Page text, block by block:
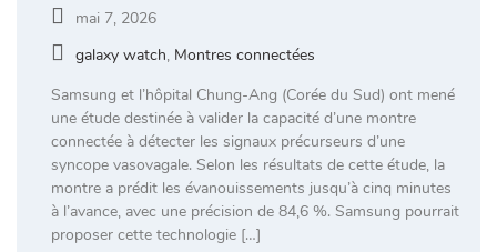
mai 7, 2026
galaxy watch, Montres connectées
Samsung et l’hôpital Chung-Ang (Corée du Sud) ont mené
une étude destinée à valider la capacité d’une montre
connectée à détecter les signaux précurseurs d’une
syncope vasovagale. Selon les résultats de cette étude, la
montre a prédit les évanouissements jusqu’à cinq minutes
à l’avance, avec une précision de 84,6 %. Samsung pourrait
proposer cette technologie […]